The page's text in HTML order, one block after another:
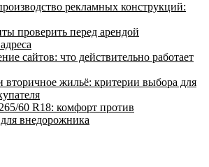
рекламных конструкций:
проверить перед арендой
сайтов: что действительно работает
вторичное жильё: критерии выбора для
60 R18: комфорт против
внедорожника